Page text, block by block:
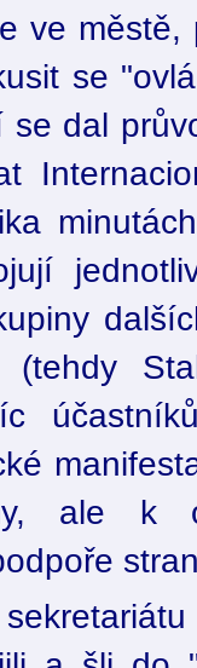
ve
se
se dal
ale k